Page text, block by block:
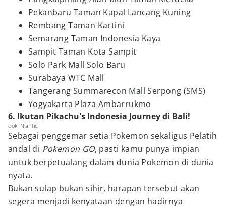
Pekanbaru Taman Kapal Lancang Kuning
Rembang Taman Kartini
Semarang Taman Indonesia Kaya
Sampit Taman Kota Sampit
Solo Park Mall Solo Baru
Surabaya WTC Mall
Tangerang Summarecon Mall Serpong (SMS)
Yogyakarta Plaza Ambarrukmo
6. Ikutan Pikachu's Indonesia Journey di Bali!
dok. Niantic
Sebagai penggemar setia Pokemon sekaligus Pelatih
andal di Pokemon GO, pasti kamu punya impian
untuk berpetualang dalam dunia Pokemon di dunia
nyata.
Bukan sulap bukan sihir, harapan tersebut akan
segera menjadi kenyataan dengan hadirnya